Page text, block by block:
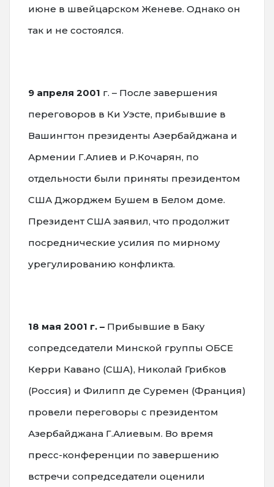
июне в швейцарском Женеве. Однако он
так и не состоялся.
9 апреля 2001 г. – После завершения
переговоров в Ки Уэсте, прибывшие в
Вашингтон президенты Азербайджана и
Армении Г.Алиев и Р.Кочарян, по
отдельности были приняты президентом
США Джорджем Бушем в Белом доме.
Президент США заявил, что продолжит
посреднические усилия по мирному
урегулированию конфликта.
18 мая 2001 г. – Прибывшие в Баку
сопредседатели Минской группы ОБСЕ
Керри Кавано (США), Николай Грибков
(Россия) и Филипп де Суремен (Франция)
провели переговоры с президентом
Азербайджана Г.Алиевым. Во время
пресс-конференции по завершению
встречи сопредседатели оценили